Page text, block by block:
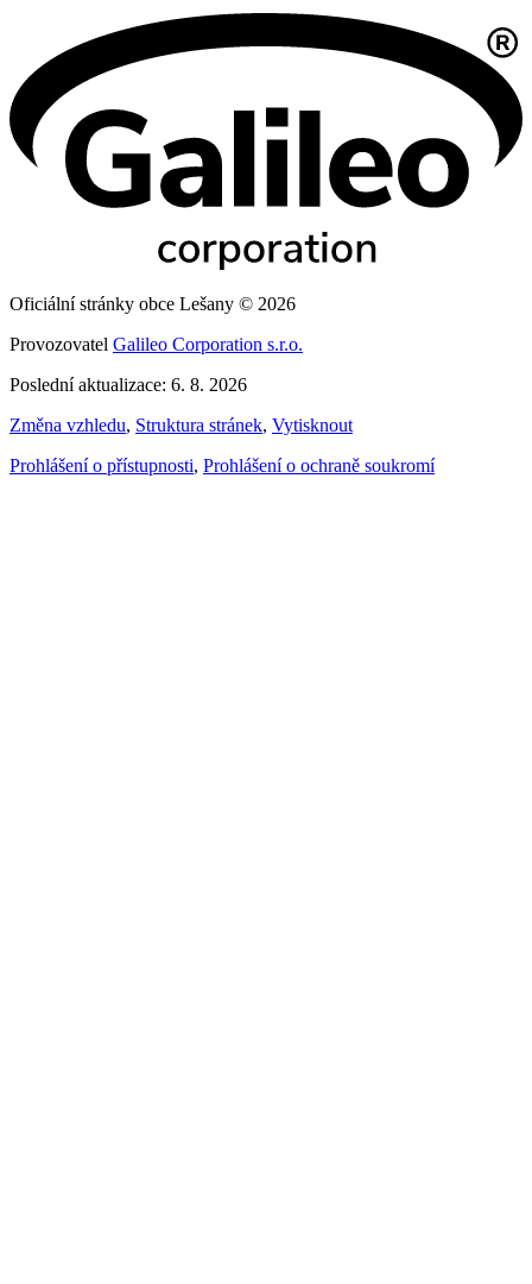
Oficiální stránky obce Lešany © 2026
Provozovatel Galileo Corporation s.r.o.
Poslední aktualizace: 6. 8. 2026
Změna vzhledu, Struktura stránek, Vytisknout
Prohlášení o přístupnosti, Prohlášení o ochraně soukromí